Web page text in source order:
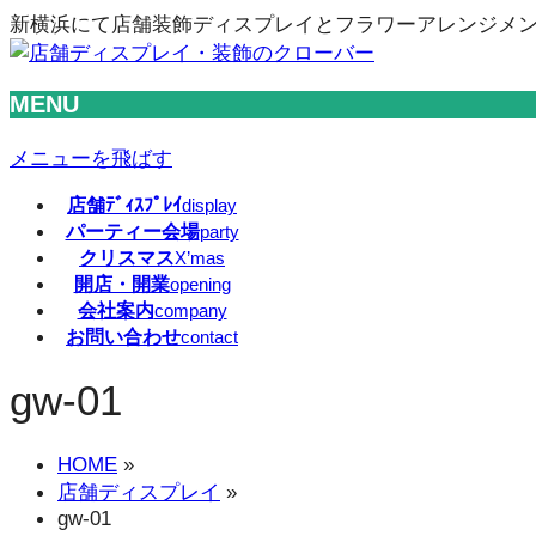
新横浜にて店舗装飾ディスプレイとフラワーアレンジメ
MENU
メニューを飛ばす
店舗ﾃﾞｨｽﾌﾟﾚｲdisplay
パーティー会場party
クリスマスX’mas
開店・開業opening
会社案内company
お問い合わせcontact
gw-01
HOME »
店舗ディスプレイ »
gw-01